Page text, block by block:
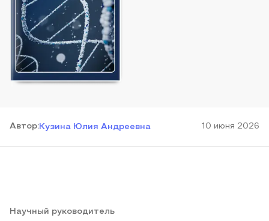
Автор:Кузина Юлия Андреевна 10 июня 2026
Научный руководитель